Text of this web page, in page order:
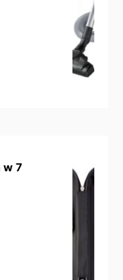
w 7